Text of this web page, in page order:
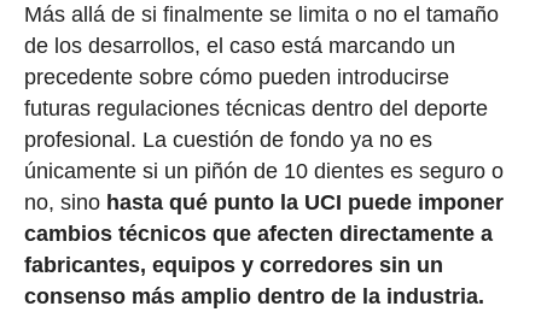
Más allá de si finalmente se limita o no el tamaño
de los desarrollos, el caso está marcando un
precedente sobre cómo pueden introducirse
futuras regulaciones técnicas dentro del deporte
profesional. La cuestión de fondo ya no es
únicamente si un piñón de 10 dientes es seguro o
no, sinohasta qué punto la UCI puede imponer
cambios técnicos que afecten directamente a
fabricantes, equipos y corredores sin un
consenso más amplio dentro de la industria.